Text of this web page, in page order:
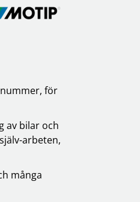
för
av bilar och
arbeten,
många